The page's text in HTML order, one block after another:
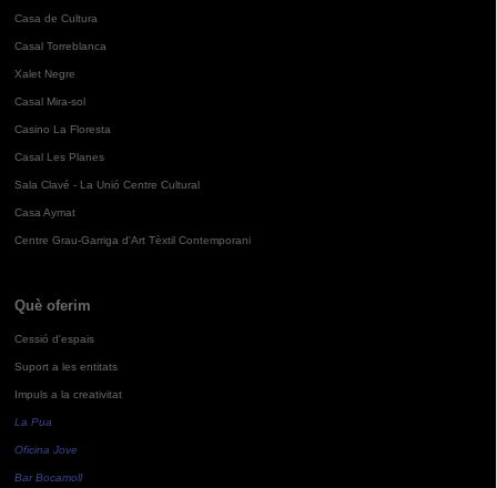
Casa de Cultura
Casal Torreblanca
Xalet Negre
Casal Mira-sol
Casino La Floresta
Casal Les Planes
Sala Clavé - La Unió Centre Cultural
Casa Aymat
Centre Grau-Garriga d'Art Tèxtil Contemporani
Què oferim
Cessió d'espais
Suport a les entitats
Impuls a la creativitat
La Pua
Oficina Jove
Bar Bocamoll